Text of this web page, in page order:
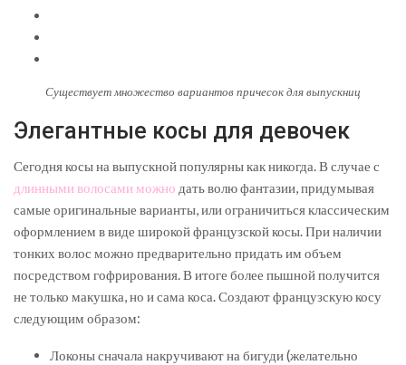
Существует множество вариантов причесок для выпускниц
Элегантные косы для девочек
Сегодня косы на выпускной популярны как никогда. В случае с
длинными волосами можно дать волю фантазии, придумывая
самые оригинальные варианты, или ограничиться классическим
оформлением в виде широкой французской косы. При наличии
тонких волос можно предварительно придать им объем
посредством гофрирования. В итоге более пышной получится
не только макушка, но и сама коса. Создают французскую косу
следующим образом:
Локоны сначала накручивают на бигуди (желательно